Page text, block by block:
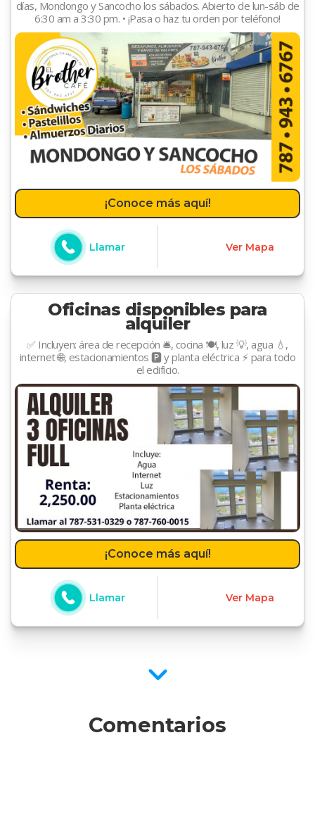
días, Mondongo y Sancocho los sábados. Abierto de lun-sáb de
6:30 am a 3:30 pm. • ¡Pasa o haz tu orden por teléfono!
¡Conoce más aquí!
Llamar Ver Mapa
Oficinas disponibles para
alquiler
✅ Incluyen: área de recepción 🛎️, cocina 🍽️, luz 💡, agua 💧,
internet 🌐, estacionamientos 🅿️ y planta eléctrica ⚡ para todo
el edificio.
¡Conoce más aquí!
Llamar Ver Mapa
Comentarios